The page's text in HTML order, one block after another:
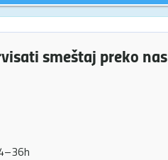
smeštaj preko nas